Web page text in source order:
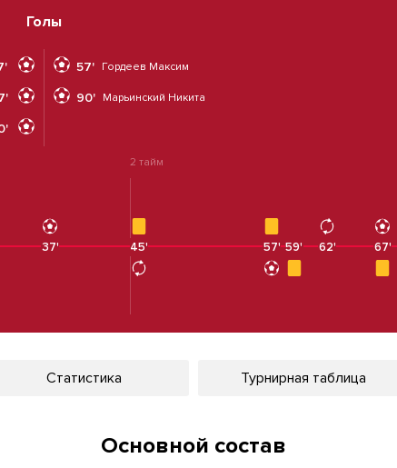
Голы
Гордеев Максим
57'
Марьинский Никита
90'
2 тайм
37' 45'
45' 57'
57' 59' 62' 67'
67'
Статистика Турнирная таблица
Основной состав